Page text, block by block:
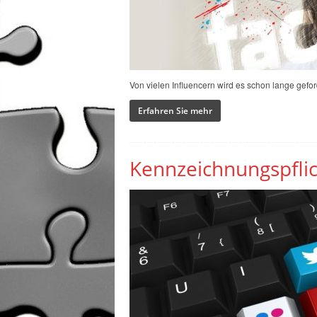
Von vielen Influencern wird es schon lange
Erfahren Sie mehr